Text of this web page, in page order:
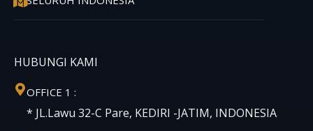
HUBUNGI KAMI
OFFICE 1 :
* JL.Lawu 32-C Pare, KEDIRI -JATIM, INDONESIA